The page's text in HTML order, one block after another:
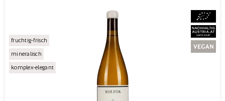
fruchtig-frisch
mineralisch
komplex-elegant